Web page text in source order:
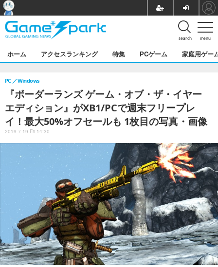
menu
search
ホーム アクセスランキング 特集 PCゲーム 家庭用ゲー
『ボーダーランズ ゲーム・オブ・ザ・イヤー
エディション』がXB1/PCで週末フリープレ
イ！最大50%オフセールも 1枚目の写真・画像
PC Windows
2019.7.19 Fri 14:30